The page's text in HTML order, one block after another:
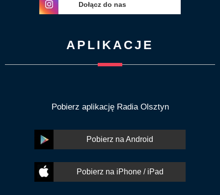
Dołącz do nas
APLIKACJE
Pobierz aplikację Radia Olsztyn
Pobierz na Android
Pobierz na iPhone / iPad